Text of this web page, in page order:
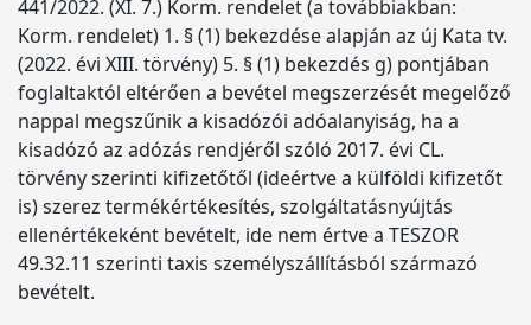
441/2022. (XI. 7.) Korm. rendelet (a továbbiakban:
Korm. rendelet) 1. § (1) bekezdése alapján az új Kata tv.
(2022. évi XIII. törvény) 5. § (1) bekezdés g) pontjában
foglaltaktól eltérően a bevétel megszerzését megelőző
nappal megszűnik a kisadózói adóalanyiság, ha a
kisadózó az adózás rendjéről szóló 2017. évi CL.
törvény szerinti kifizetőtől (ideértve a külföldi kifizetőt
is) szerez termékértékesítés, szolgáltatásnyújtás
ellenértékeként bevételt, ide nem értve a TESZOR
49.32.11 szerinti taxis személyszállításból származó
bevételt.